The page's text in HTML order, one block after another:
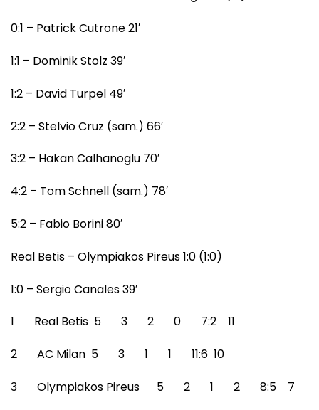
0:1 – Patrick Cutrone 21′
1:1 – Dominik Stolz 39′
1:2 – David Turpel 49′
2:2 – Stelvio Cruz (sam.) 66′
3:2 – Hakan Calhanoglu 70′
4:2 – Tom Schnell (sam.) 78′
5:2 – Fabio Borini 80′
Real Betis – Olympiakos Pireus 1:0 (1:0)
1:0 – Sergio Canales 39′
1 Real Betis 5 3 2 0 7:2 11
2 AC Milan 5 3 1 1 11:6 10
3 Olympiakos Pireus 5 2 1 2 8:5 7